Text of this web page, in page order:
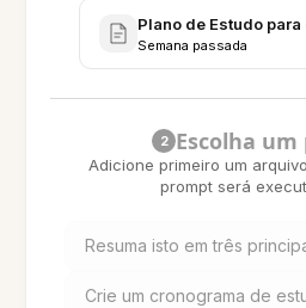
Plano de Estudo
Semana passada
2 Escolha
Adicione primeiro um
prompt será
Resuma isto em três
Crie um cronograma de